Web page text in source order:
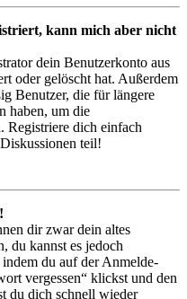
kann mich aber nicht
dein Benutzerkonto aus
oder gelöscht hat. Außerdem
Benutzer, die für längere
haben, um die
Registriere dich einfach
teil!
dir zwar dein altes
du kannst es jedoch
du auf der Anmelde-
vergessen“ klickst und den
du dich schnell wieder